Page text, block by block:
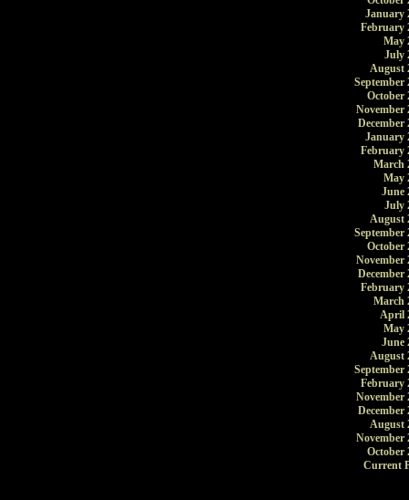
January
February
May
July
August
September
October
November
December
January
February
March
May
June
July
August
September
October
November
December
February
March
April
May
June
August
September
February
November
December
August
November
October
Current